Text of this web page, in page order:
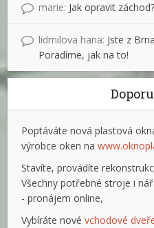
marie: Jak opravit záchod?
lidmilova hana: Jste z
Poradíme, jak na to!
Poptáváte nová plastová
výrobce oken na
Stavíte, provádíte
Všechny potřebné stroje i
- pronájem online,
Vybíráte novévchodové